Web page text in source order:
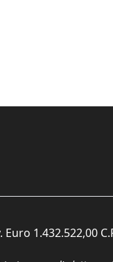
1.432.522,00